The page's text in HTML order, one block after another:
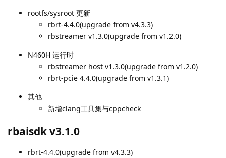
rootfs/sysroot 更新
rbrt-4.4.0(upgrade from v4.3.3)
rbstreamer v1.3.0(upgrade from v1.2.0)
N460H 运行时
rbstreamer host v1.3.0(upgrade from v1.2.0)
rbrt-pcie 4.4.0(upgrade from v1.3.1)
其他
新增clang工具集与cppcheck
rbaisdk v3.1.0
rbrt-4.4.0(upgrade from v4.3.3)